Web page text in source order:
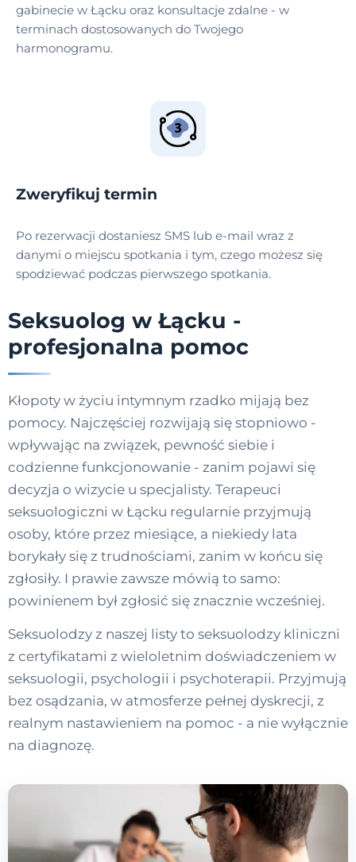
gabinecie w Łącku oraz konsultacje zdalne - w
terminach dostosowanych do Twojego
harmonogramu.
Zweryfikuj termin
Po rezerwacji dostaniesz SMS lub e-mail wraz z
danymi o miejscu spotkania i tym, czego możesz się
spodziewać podczas pierwszego spotkania.
Seksuolog w Łącku -
profesjonalna pomoc
Kłopoty w życiu intymnym rzadko mijają bez
pomocy. Najczęściej rozwijają się stopniowo -
wpływając na związek, pewność siebie i
codzienne funkcjonowanie - zanim pojawi się
decyzja o wizycie u specjalisty. Terapeuci
seksuologiczni w Łącku regularnie przyjmują
osoby, które przez miesiące, a niekiedy lata
borykały się z trudnościami, zanim w końcu się
zgłosiły. I prawie zawsze mówią to samo:
powinienem był zgłosić się znacznie wcześniej.
Seksuolodzy z naszej listy to seksuolodzy kliniczni
z certyfikatami z wieloletnim doświadczeniem w
seksuologii, psychologii i psychoterapii. Przyjmują
bez osądzania, w atmosferze pełnej dyskrecji, z
realnym nastawieniem na pomoc - a nie wyłącznie
na diagnozę.